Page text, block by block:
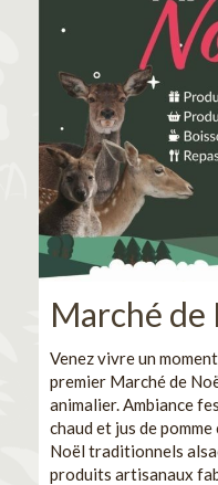
Marché de
Venez vivre un
premier Marché de
animalier. Ambiance
chaud et jus de
Noël traditionnels
produits artisanaux